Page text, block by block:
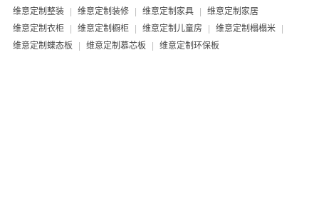
维意定制整装
| 维意定制装修 | 维意定制家具 |
维意定制家居
维意定制衣柜
| 维意定制橱柜 | 维意定制儿童房 | 维意定制榻榻米
|
维意定制蝶态板
| 维意定制慕芯板 | 维意定制环保板